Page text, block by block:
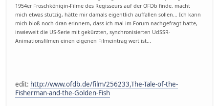
1954er Froschkönigin-Filme des Regisseurs auf der OFDb finde, macht
mich etwas stutzig, hätte mir damals eigentlich auffallen sollen... Ich kann
mich bloß noch dran erinnern, dass ich mal im Forum nachgefragt hatte,
inwieweit die US-Serie mit gekürzten, synchronisierten UdSSR-
Animationsfilmen einen eigenen Filmeintrag wert ist...
edit: http://www.ofdb.de/film/256233,The-Tale-of-the-
Fisherman-and-the-Golden-Fish